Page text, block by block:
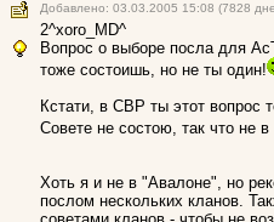
Добавлено: 03.03.2005 15:08 (7828
2^xoro_MD^
Вопрос о выборе посла для
тоже состоишь, но не ты один!
Кстати, в СВР ты этот вопрос
Совете не состою, так что не в
Хоть я и не в "Авалоне", но
послом нескольких кланов.